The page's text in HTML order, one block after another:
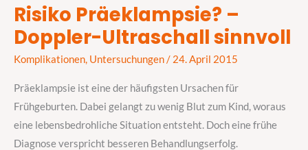
Risiko Präeklampsie? –
Doppler-Ultraschall sinnvoll
Komplikationen, Untersuchungen/ 24. April 2015
Präeklampsie ist eine der häufigsten Ursachen für
Frühgeburten. Dabei gelangt zu wenig Blut zum Kind, woraus
eine lebensbedrohliche Situation entsteht. Doch eine frühe
Diagnose verspricht besseren Behandlungserfolg.
Risiko
Präeklampsie?
Doppler-
Ultraschall
sinnvoll